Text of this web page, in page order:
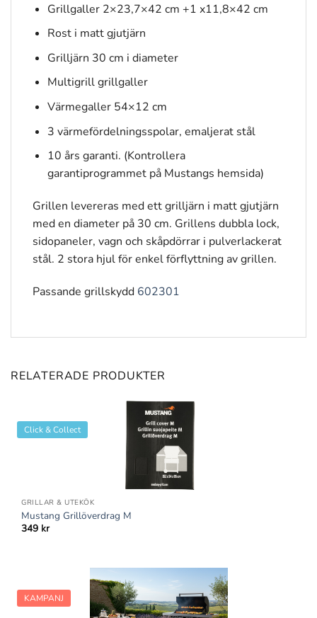
Grillgaller 2×23,7×42 cm +1 x11,8×42 cm
Rost i matt gjutjärn
Grilljärn 30 cm i diameter
Multigrill grillgaller
Värmegaller 54×12 cm
3 värmefördelningsspolar, emaljerat stål
10 års garanti. (Kontrollera
garantiprogrammet på Mustangs hemsida)
Grillen levereras med ett grilljärn i matt gjutjärn
med en diameter på 30 cm. Grillens dubbla lock,
sidopaneler, vagn och skåpdörrar i pulverlackerat
stål. 2 stora hjul för enkel förflyttning av grillen.
Passande grillskydd 602301
RELATERADE PRODUKTER
Click & Collect
GRILLAR & UTEKÖK
Mustang Grillöverdrag M
349 kr
KAMPANJ